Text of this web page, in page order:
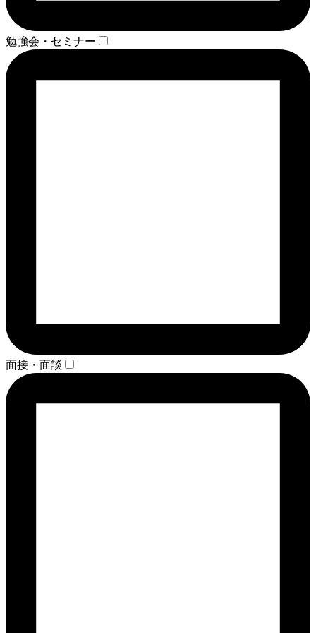
勉強会・セミナー
面接・面談